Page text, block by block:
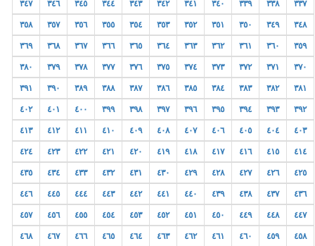
٣٣٧ ٣٣٨ ٣٣٩ ٣٤٠ ٣٤١ ٣٤٢ ٣٤٣ ٣٤٤ ٣٤٥ ٣٤٦ ٣٤٧
٣٤٨ ٣٤٩ ٣٥٠ ٣٥١ ٣٥٢ ٣٥٣ ٣٥٤ ٣٥٥ ٣٥٦ ٣٥٧ ٣٥٨
٣٥٩ ٣٦٠ ٣٦١ ٣٦٢ ٣٦٣ ٣٦٤ ٣٦٥ ٣٦٦ ٣٦٧ ٣٦٨ ٣٦٩
٣٧٠ ٣٧١ ٣٧٢ ٣٧٣ ٣٧٤ ٣٧٥ ٣٧٦ ٣٧٧ ٣٧٨ ٣٧٩ ٣٨٠
٣٨١ ٣٨٢ ٣٨٣ ٣٨٤ ٣٨٥ ٣٨٦ ٣٨٧ ٣٨٨ ٣٨٩ ٣٩٠ ٣٩١
٣٩٢ ٣٩٣ ٣٩٤ ٣٩٥ ٣٩٦ ٣٩٧ ٣٩٨ ٣٩٩ ٤٠٠ ٤٠١ ٤٠٢
٤٠٣ ٤٠٤ ٤٠٥ ٤٠٦ ٤٠٧ ٤٠٨ ٤٠٩ ٤١٠ ٤١١ ٤١٢ ٤١٣
٤١٤ ٤١٥ ٤١٦ ٤١٧ ٤١٨ ٤١٩ ٤٢٠ ٤٢١ ٤٢٢ ٤٢٣ ٤٢٤
٤٢٥ ٤٢٦ ٤٢٧ ٤٢٨ ٤٢٩ ٤٣٠ ٤٣١ ٤٣٢ ٤٣٣ ٤٣٤ ٤٣٥
٤٣٦ ٤٣٧ ٤٣٨ ٤٣٩ ٤٤٠ ٤٤١ ٤٤٢ ٤٤٣ ٤٤٤ ٤٤٥ ٤٤٦
٤٤٧ ٤٤٨ ٤٤٩ ٤٥٠ ٤٥١ ٤٥٢ ٤٥٣ ٤٥٤ ٤٥٥ ٤٥٦ ٤٥٧
٤٥٨ ٤٥٩ ٤٦٠ ٤٦١ ٤٦٢ ٤٦٣ ٤٦٤ ٤٦٥ ٤٦٦ ٤٦٧ ٤٦٨